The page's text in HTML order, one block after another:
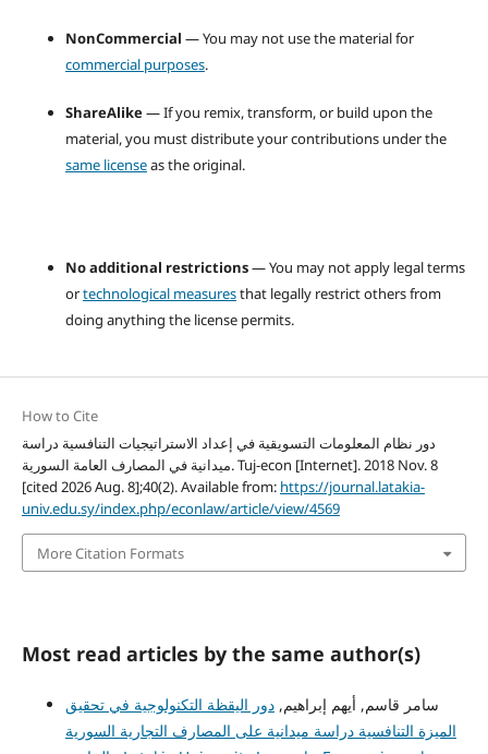
NonCommercial — You may not use the material for
commercial purposes.
ShareAlike— If you remix, transform, or build upon the
material, you must distribute your contributions under the
same licenseas the original.
No additional restrictions— You may not apply legal terms
ortechnological measuresthat legally restrict others from
doing anything the license permits.
How to Cite
دور نظام المعلومات التسويقية في إعداد الاستراتيجيات التنافسية دراسة
ميدانية في المصارف العامة السورية. Tuj-econ [Internet]. 2018 Nov. 8
[cited 2026 Aug. 8];40(2). Available from: https://journal.latakia-
univ.edu.sy/index.php/econlaw/article/view/4569
More Citation Formats
Most read articles by the same author(s)
سامر قاسم, أيهم إبراهيم,دور اليقظة التكنولوجية في تحقيق
الميزة التنافسية دراسة ميدانية على المصارف التجارية السورية